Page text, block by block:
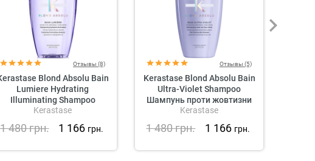
Отзывы (8)
Blond Absolu Bain
Lumiere Hydrating
Illuminating Shampoo
Зволожувальний шампунь
для світлого та
мелірованого волосся
Kerastase
1 480грн. 1 166 грн.
Отзывы (5)
Kerastase Blond Absolu Bain
Ultra-Violet Shampoo
Шампунь проти жовтизни
Kerastase
1 480грн. 1 166 грн.